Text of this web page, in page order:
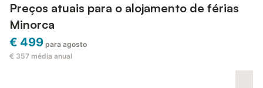
Preços atuais para o alojamento de férias
Minorca
€ 499 para agosto
€ 357 média anual